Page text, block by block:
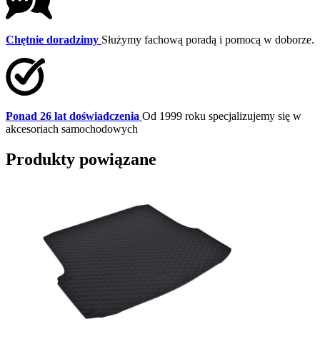
Chętnie doradzimy Służymy fachową poradą i pomocą w doborze.
Ponad 26 lat doświadczenia Od 1999 roku specjalizujemy się w
akcesoriach samochodowych
Produkty powiązane